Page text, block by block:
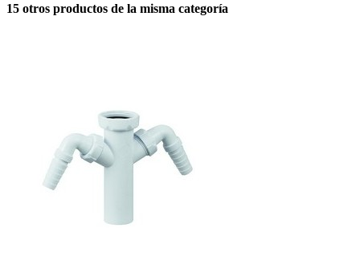
15 otros productos de la misma categoría